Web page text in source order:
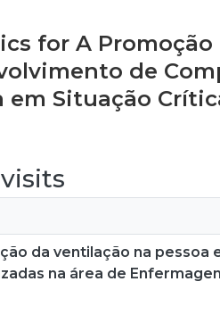
for A
de
em Situação
da ventilação na
na área de